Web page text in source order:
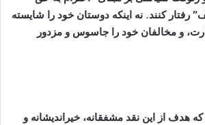
رفتار کنند. نه اینکه دوستان خود را شایسته
و مخالفان خود را جاسوس و مزدور
که هدف از این نقد مشفقانه، خیراندیشانه و